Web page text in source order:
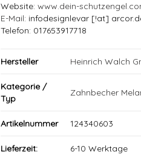
Website: www.dein-
E-Mail: infodesignlevar [!at]
Telefon: 017653917718
Hersteller Heinrich Walch
Kategorie /
Typ
Zahnbecher
Artikelnummer 124340603
Lieferzeit: 6-10 Werktage